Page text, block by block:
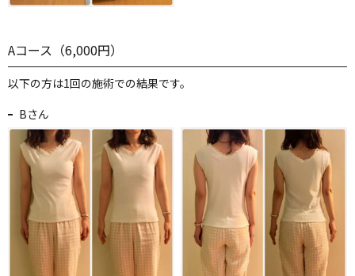
Aコース（6,000円）
以下の方は1回の施術での結果です。
Bさん